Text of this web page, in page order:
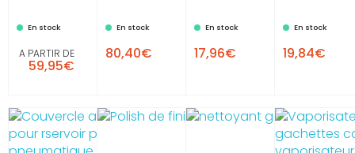
En stock
A PARTIR DE
59,95€
En stock
80,40€
En stock
17,96€
En stock
19,84€